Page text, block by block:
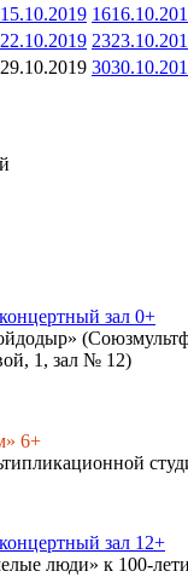
15.10.2019 16
22.10.2019 23
29.10.2019 30
зал 0+
1, зал № 12)
6+
зал 12+
люди» к 100-